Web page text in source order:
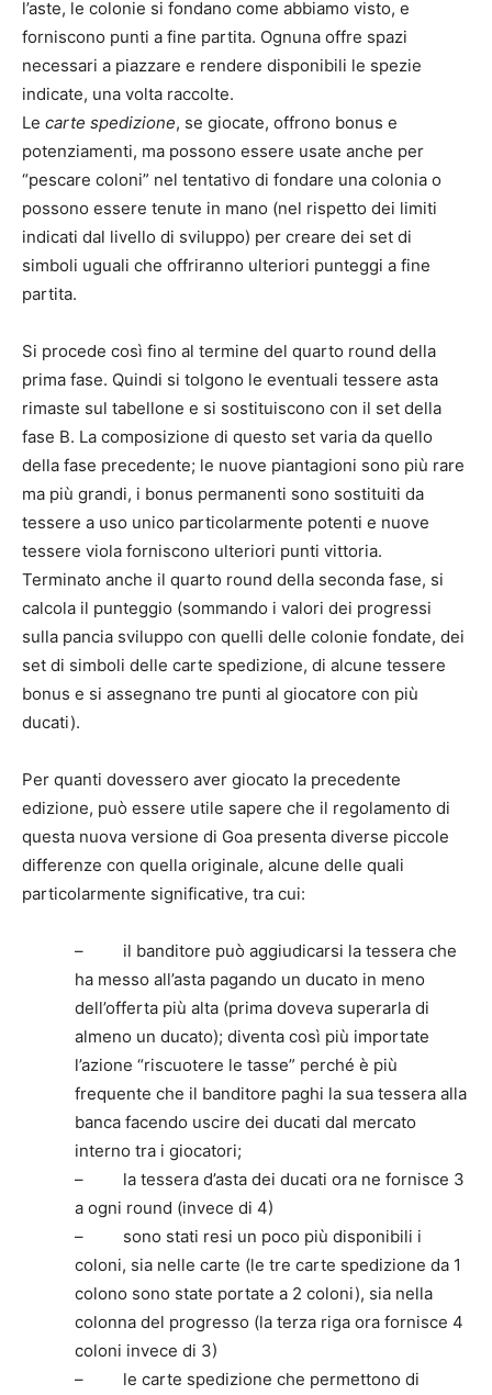
l’aste, le colonie si fondano come abbiamo visto, e
forniscono punti a fine partita. Ognuna offre spazi
necessari a piazzare e rendere disponibili le spezie
indicate, una volta raccolte.
Le carte spedizione, se giocate, offrono bonus e
potenziamenti, ma possono essere usate anche per
“pescare coloni” nel tentativo di fondare una colonia o
possono essere tenute in mano (nel rispetto dei limiti
indicati dal livello di sviluppo) per creare dei set di
simboli uguali che offriranno ulteriori punteggi a fine
partita.
Si procede così fino al termine del quarto round della
prima fase. Quindi si tolgono le eventuali tessere asta
rimaste sul tabellone e si sostituiscono con il set della
fase B. La composizione di questo set varia da quello
della fase precedente; le nuove piantagioni sono più rare
ma più grandi, i bonus permanenti sono sostituiti da
tessere a uso unico particolarmente potenti e nuove
tessere viola forniscono ulteriori punti vittoria.
Terminato anche il quarto round della seconda fase, si
calcola il punteggio (sommando i valori dei progressi
sulla pancia sviluppo con quelli delle colonie fondate, dei
set di simboli delle carte spedizione, di alcune tessere
bonus e si assegnano tre punti al giocatore con più
ducati).
Per quanti dovessero aver giocato la precedente
edizione, può essere utile sapere che il regolamento di
questa nuova versione di Goa presenta diverse piccole
differenze con quella originale, alcune delle quali
particolarmente significative, tra cui:
– il banditore può aggiudicarsi la tessera che
ha messo all’asta pagando un ducato in meno
dell’offerta più alta (prima doveva superarla di
almeno un ducato); diventa così più importate
l’azione “riscuotere le tasse” perché è più
frequente che il banditore paghi la sua tessera alla
banca facendo uscire dei ducati dal mercato
interno tra i giocatori;
– la tessera d’asta dei ducati ora ne fornisce 3
a ogni round (invece di 4)
– sono stati resi un poco più disponibili i
coloni, sia nelle carte (le tre carte spedizione da 1
colono sono state portate a 2 coloni), sia nella
colonna del progresso (la terza riga ora fornisce 4
coloni invece di 3)
– le carte spedizione che permettono di